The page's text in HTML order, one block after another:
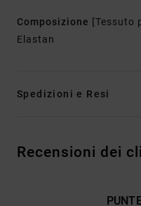
Composizione [Tessuto
Elastan
Spedizioni e Resi
Recensioni dei